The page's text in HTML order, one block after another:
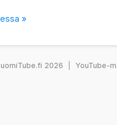
»
2026 YouTube-